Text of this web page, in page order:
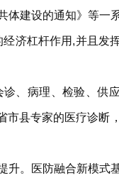
体建设的通知》等一
济杠杆作用,并且发
、病理、检验、供
市县专家的医疗诊断
升。医防融合新模式